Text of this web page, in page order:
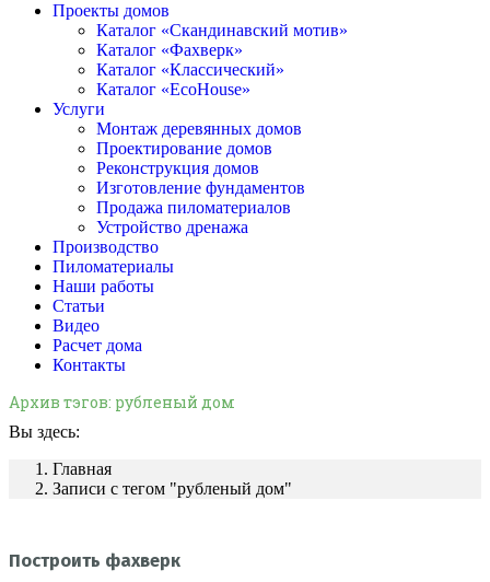
Проекты домов
Каталог «Скандинавский мотив»
Каталог «Фахверк»
Каталог «Классический»
Каталог «EcoHouse»
Услуги
Монтаж деревянных домов
Проектирование домов
Реконструкция домов
Изготовление фундаментов
Продажа пиломатериалов
Устройство дренажа
Производство
Пиломатериалы
Наши работы
Статьи
Видео
Расчет дома
Контакты
Архив тэгов: рубленый дом
Вы здесь:
Главная
Записи с тегом "рубленый дом"
Построить фахверк